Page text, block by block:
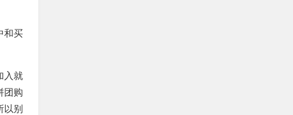
和买
入就
团购
别